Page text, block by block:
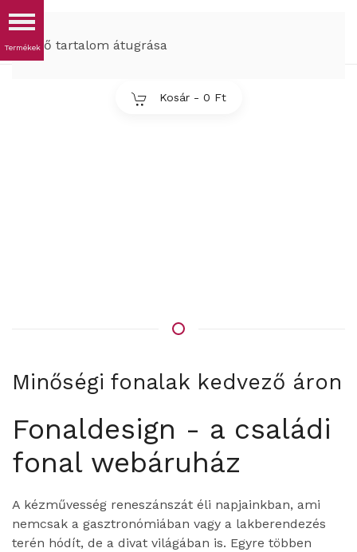
Fő tartalom átugrása
Kosár - 0 Ft
Minőségi fonalak kedvező áron
Fonaldesign - a családi
fonal webáruház
A kézművesség reneszánszát éli napjainkban, ami
nemcsak a gasztronómiában vagy a lakberendezés
terén hódít, de a divat világában is. Egyre többen